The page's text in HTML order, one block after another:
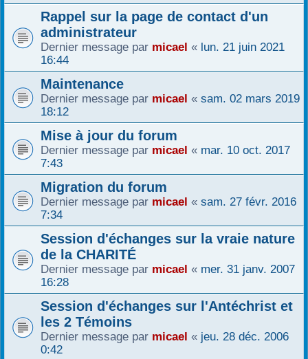
Rappel sur la page de contact d'un
administrateur
Dernier message par micael « lun. 21 juin 2021
16:44
Maintenance
Dernier message par micael « sam. 02 mars 2019
18:12
Mise à jour du forum
Dernier message par micael « mar. 10 oct. 2017
7:43
Migration du forum
Dernier message par micael « sam. 27 févr. 2016
7:34
Session d'échanges sur la vraie nature
de la CHARITÉ
Dernier message par micael « mer. 31 janv. 2007
16:28
Session d'échanges sur l'Antéchrist et
les 2 Témoins
Dernier message par micael « jeu. 28 déc. 2006
0:42